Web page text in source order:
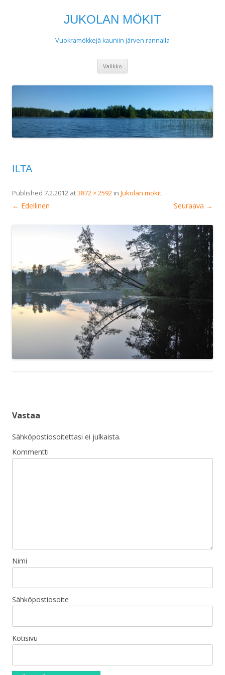
JUKOLAN MÖKIT
Vuokramökkejä kauniin järven rannalla
Valikko
ILTA
Published 7.2.2012 at3872 × 2592 in Jukolan mökit.
← Edellinen Seuraava →
Vastaa
Sähköpostiosoitettasi ei julkaista.
Kommentti
Nimi
Sähköpostiosoite
Kotisivu